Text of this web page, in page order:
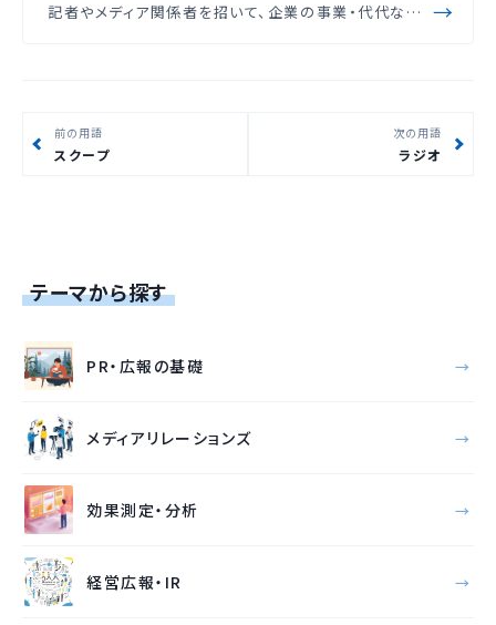
記者やメディア関係者を招いて、企業の事業・代代な…
前の用語
スクープ
次の用語
ラジオ
テーマから探す
PR・広報の基礎
メディアリレーションズ
効果測定・分析
経営広報・IR